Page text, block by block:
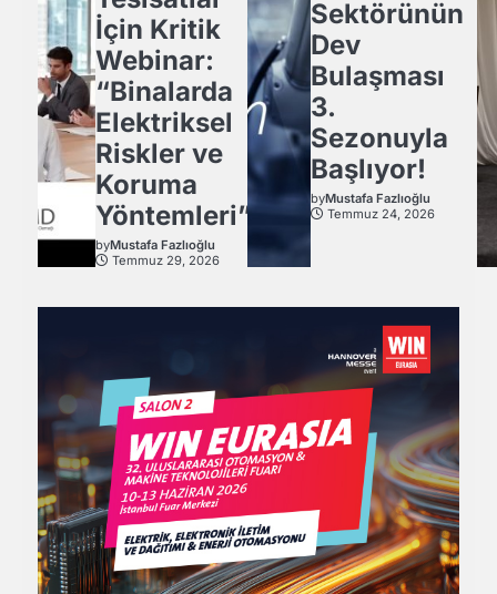
İçin Kritik
Webinar:
“Binalarda
Elektriksel
Riskler ve
Koruma
Yöntemleri”
byMustafa Fazlıoğlu
Temmuz 29, 2026
Sektörünün
Dev
Bulaşması
3.
Sezonuyla
Başlıyor!
byMustafa Fazlıoğlu
Temmuz 24, 2026